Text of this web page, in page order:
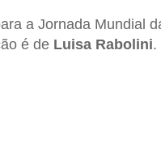
a Jornada Mundial
é de Luisa Rabolini.